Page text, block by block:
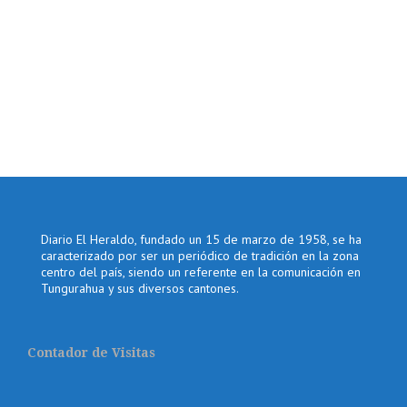
Diario El Heraldo, fundado un 15 de marzo de 1958, se ha
caracterizado por ser un periódico de tradición en la zona
centro del país, siendo un referente en la comunicación en
Tungurahua y sus diversos cantones.
Contador de Visitas